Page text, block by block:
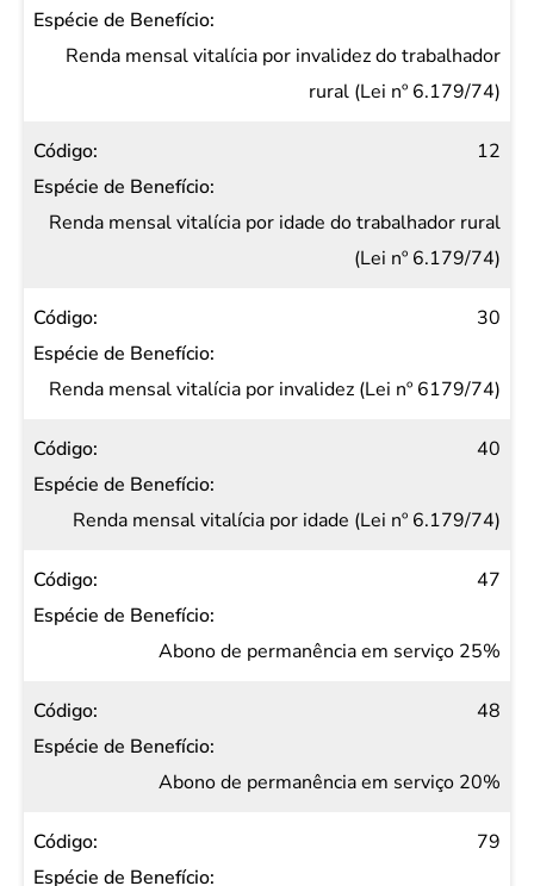
Renda mensal vitalícia por invalidez do trabalhador
rural (Lei nº 6.179/74)
12
Renda mensal vitalícia por idade do trabalhador rural
(Lei nº 6.179/74)
30
Renda mensal vitalícia por invalidez (Lei nº 6179/74)
40
Renda mensal vitalícia por idade (Lei nº 6.179/74)
47
Abono de permanência em serviço 25%
48
Abono de permanência em serviço 20%
79